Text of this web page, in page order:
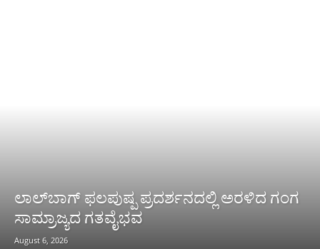
ಲಾಲ್‌ಬಾಗ್ ಫಲಪುಷ್ಪ ಪ್ರದರ್ಶನದಲ್ಲಿ ಅರಳಿದ ಗಂಗ
ಸಾಮ್ರಾಜ್ಯದ ಗತವೈಭವ
August 6, 2026